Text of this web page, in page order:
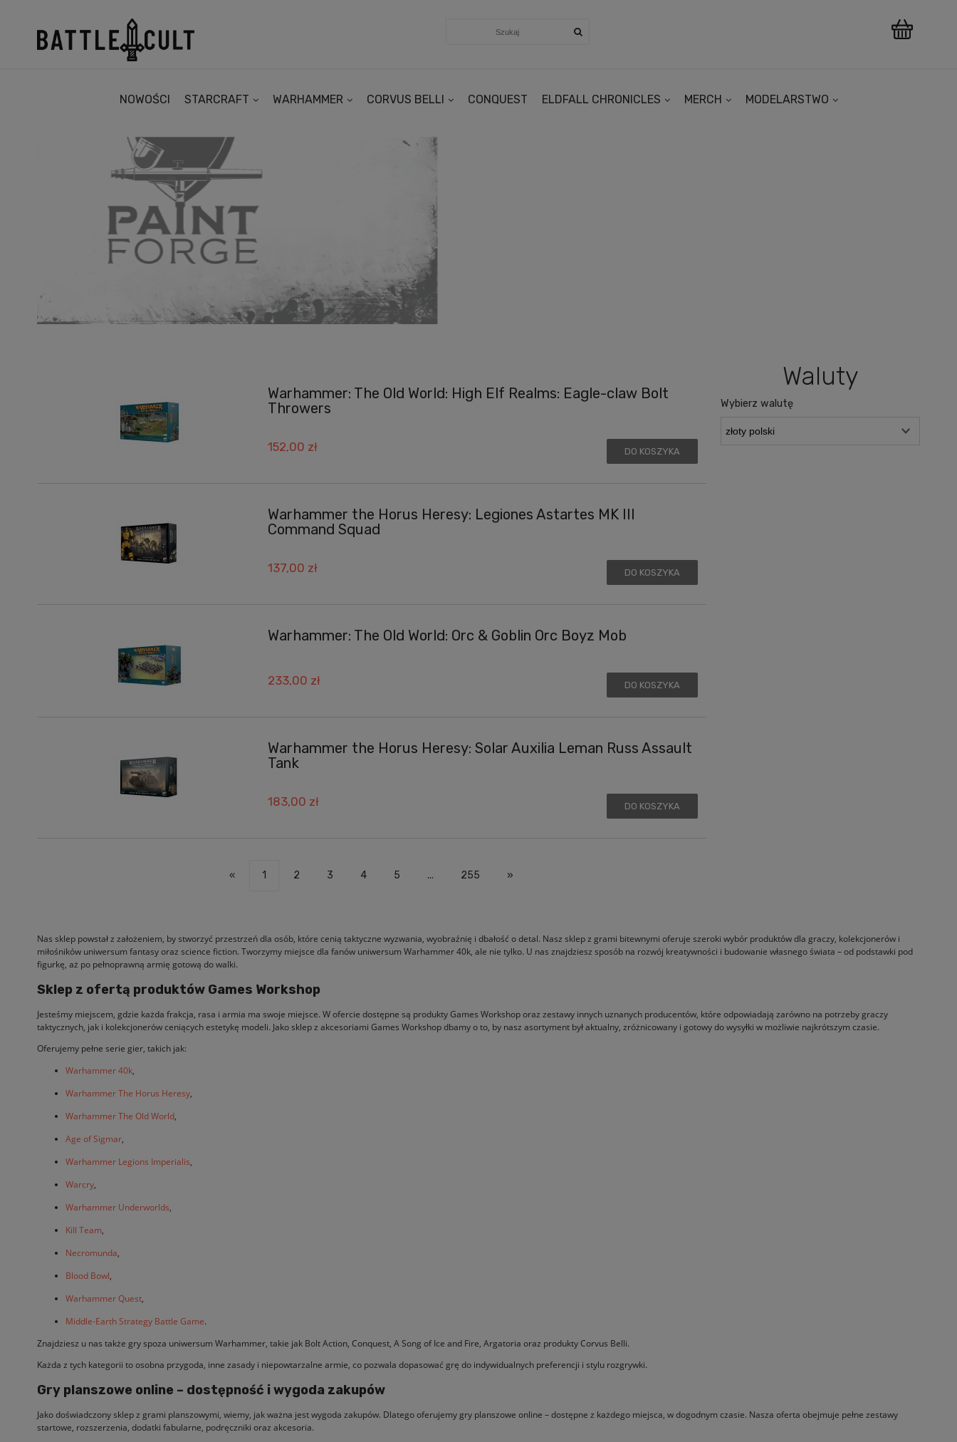
NOWOŚCI STARCRAFT WARHAMMER CORVUS BELLI CONQUEST ELDFALL CHRONICLES MERCH MODELARSTWO
Warhammer: The Old World: High Elf Realms: Eagle-claw Bolt
Throwers
152,00 zł DO KOSZYKA
Warhammer the Horus Heresy: Legiones Astartes MK III
Command Squad
137,00 zł DO KOSZYKA
Warhammer: The Old World: Orc & Goblin Orc Boyz Mob
233,00 zł DO KOSZYKA
Warhammer the Horus Heresy: Solar Auxilia Leman Russ Assault
Tank
183,00 zł DO KOSZYKA
« 1 2 3 4 5 ... 255 »
Waluty
Wybierz walutę
Nas sklep powstał z założeniem, by stworzyć przestrzeń dla osób, które cenią taktyczne wyzwania, wyobraźnię i dbałość o detal. Nasz sklep z grami bitewnymi oferuje szeroki wybór produktów dla graczy, kolekcjonerów i
miłośników uniwersum fantasy oraz science fiction. Tworzymy miejsce dla fanów uniwersum Warhammer 40k, ale nie tylko. U nas znajdziesz sposób na rozwój kreatywności i budowanie własnego świata – od podstawki pod
figurkę, aż po pełnoprawną armię gotową do walki.
Sklep z ofertą produktów Games Workshop
Jesteśmy miejscem, gdzie każda frakcja, rasa i armia ma swoje miejsce. W ofercie dostępne są produkty Games Workshop oraz zestawy innych uznanych producentów, które odpowiadają zarówno na potrzeby graczy
taktycznych, jak i kolekcjonerów ceniących estetykę modeli. Jako sklep z akcesoriami Games Workshop dbamy o to, by nasz asortyment był aktualny, zróżnicowany i gotowy do wysyłki w możliwie najkrótszym czasie.
Oferujemy pełne serie gier, takich jak:
Warhammer 40k,
Warhammer The Horus Heresy,
Warhammer The Old World,
Age of Sigmar,
Warhammer Legions Imperialis,
Warcry,
Warhammer Underworlds,
Kill Team,
Necromunda,
Blood Bowl,
Warhammer Quest,
Middle-Earth Strategy Battle Game.
Znajdziesz u nas także gry spoza uniwersum Warhammer, takie jak Bolt Action, Conquest, A Song of Ice and Fire, Argatoria oraz produkty Corvus Belli.
Każda z tych kategorii to osobna przygoda, inne zasady i niepowtarzalne armie, co pozwala dopasować grę do indywidualnych preferencji i stylu rozgrywki.
Gry planszowe online – dostępność i wygoda zakupów
Jako doświadczony sklep z grami planszowymi, wiemy, jak ważna jest wygoda zakupów. Dlatego oferujemy gry planszowe online – dostępne z każdego miejsca, w dogodnym czasie. Nasza oferta obejmuje pełne zestawy
startowe, rozszerzenia, dodatki fabularne, podręczniki oraz akcesoria.